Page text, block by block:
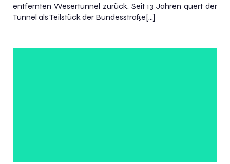
entfernten Wesertunnel zurück. Seit 13 Jahren quert der
Tunnel als Teilstück der Bundesstraße[…]